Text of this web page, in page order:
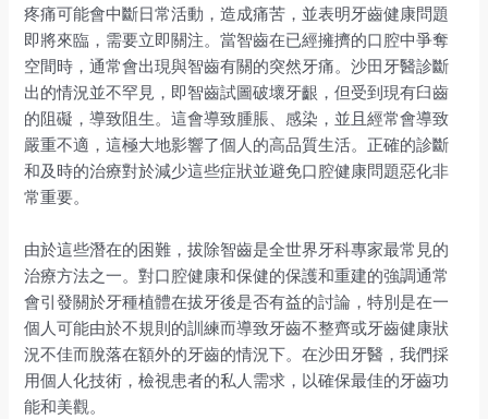
疼痛可能會中斷日常活動，造成痛苦，並表明牙齒健康問題
即將來臨，需要立即關注。當智齒在已經擁擠的口腔中爭奪
空間時，通常會出現與智齒有關的突然牙痛。沙田牙醫診斷
出的情況並不罕見，即智齒試圖破壞牙齦，但受到現有臼齒
的阻礙，導致阻生。這會導致腫脹、感染，並且經常會導致
嚴重不適，這極大地影響了個人的高品質生活。正確的診斷
和及時的治療對於減少這些症狀並避免口腔健康問題惡化非
常重要。
由於這些潛在的困難，拔除智齒是全世界牙科專家最常見的
治療方法之一。對口腔健康和保健的保護和重建的強調通常
會引發關於牙種植體在拔牙後是否有益的討論，特別是在一
個人可能由於不規則的訓練而導致牙齒不整齊或牙齒健康狀
況不佳而脫落在額外的牙齒的情況下。在沙田牙醫，我們採
用個人化技術，檢視患者的私人需求，以確保最佳的牙齒功
能和美觀。